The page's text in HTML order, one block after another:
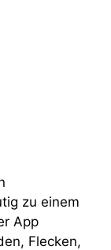
zu einem
App
Flecken,